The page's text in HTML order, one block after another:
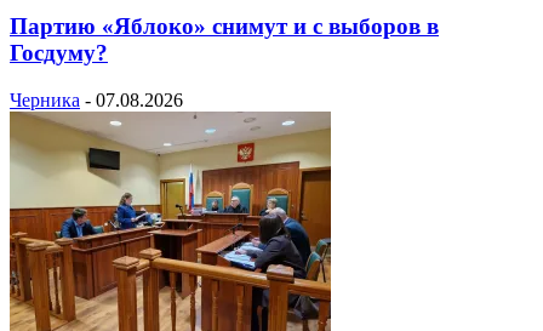
Партию «Яблоко» снимут и с выборов в
Госдуму?
Черника - 07.08.2026